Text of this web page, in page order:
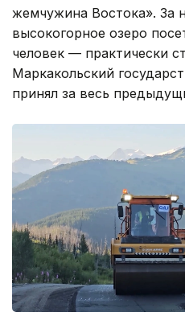
жемчужина Востока». За
высокогорное озеро
человек — практически
Маркакольский
принял за весь